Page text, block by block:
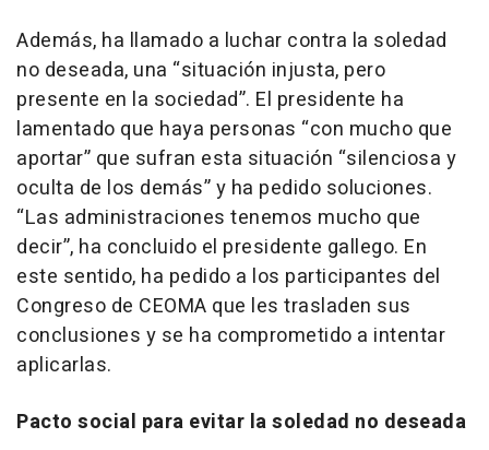
Además, ha llamado a luchar contra la soledad
no deseada, una “situación injusta, pero
presente en la sociedad”. El presidente ha
lamentado que haya personas “con mucho que
aportar” que sufran esta situación “silenciosa y
oculta de los demás” y ha pedido soluciones.
“Las administraciones tenemos mucho que
decir”, ha concluido el presidente gallego. En
este sentido, ha pedido a los participantes del
Congreso de CEOMA que les trasladen sus
conclusiones y se ha comprometido a intentar
aplicarlas.
Pacto social para evitar la soledad no deseada